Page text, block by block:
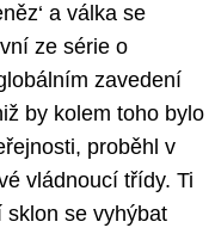
a válka se
ze série o
zavedení
by kolem toho bylo
proběhl v
vládnoucí třídy. Ti
sklon se vyhýbat